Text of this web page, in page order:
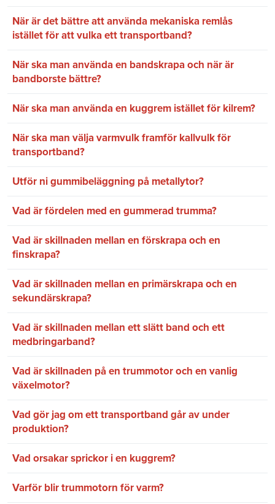
När är det bättre att använda mekaniska remlås
istället för att vulka ett transportband?
När ska man använda en bandskrapa och när är
bandborste bättre?
När ska man använda en kuggrem istället för kilrem?
När ska man välja varmvulk framför kallvulk för
transportband?
Utför ni gummibeläggning på metallytor?
Vad är fördelen med en gummerad trumma?
Vad är skillnaden mellan en förskrapa och en
finskrapa?
Vad är skillnaden mellan en primärskrapa och en
sekundärskrapa?
Vad är skillnaden mellan ett slätt band och ett
medbringarband?
Vad är skillnaden på en trummotor och en vanlig
växelmotor?
Vad gör jag om ett transportband går av under
produktion?
Vad orsakar sprickor i en kuggrem?
Varför blir trummotorn för varm?